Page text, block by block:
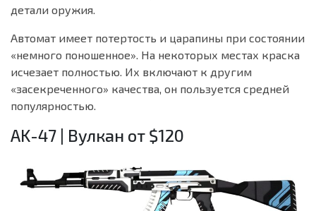
детали оружия.
Автомат имеет потертость и царапины при состоянии
«немного поношенное». На некоторых местах краска
исчезает полностью. Их включают к другим
«засекреченного» качества, он пользуется средней
популярностью.
AK-47 | Вулкан от $120